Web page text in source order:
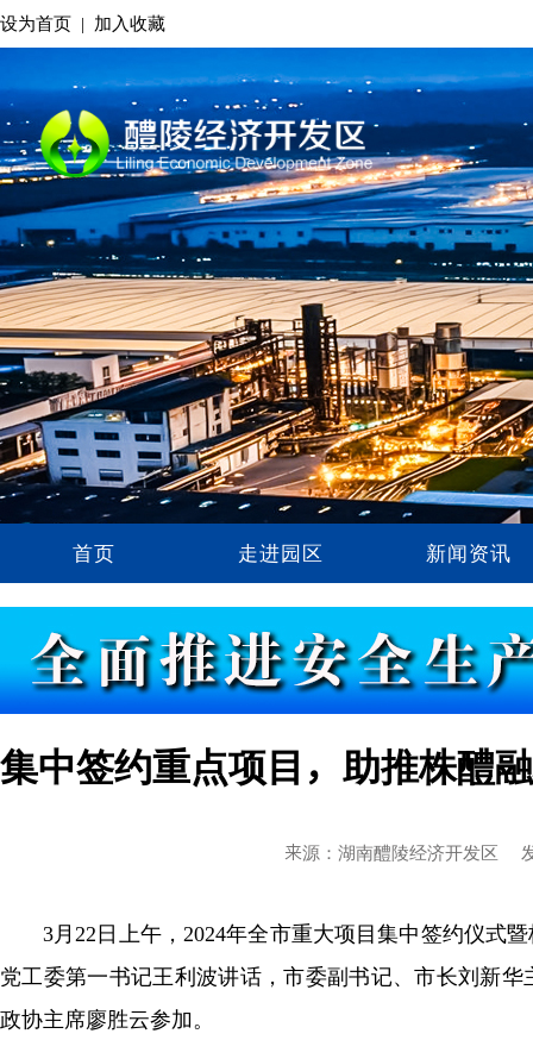
设为首页 | 加入收藏
首页 走进园区 新闻资讯
集中签约重点项目，助推株醴
来源：湖南醴陵经济开发区
3月22日上午，2024年全市重大项目集中签约仪式
党工委第一书记王利波讲话，市委副书记、市长刘新
政协主席廖胜云参加。